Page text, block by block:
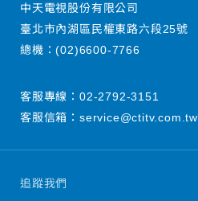
追蹤我們
中天電視股份有限公司
臺北市內湖區民權東路六段25號
總機：(02)6600-7766
客服專線： 02-2792-3151
客服信箱： service@ctitv.com.tw